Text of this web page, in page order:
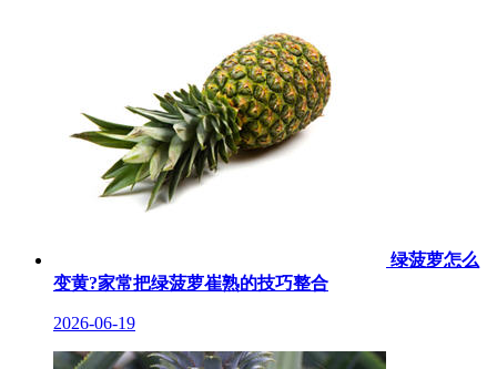
绿菠萝怎么
变黄?家常把绿菠萝崔熟的技巧整合
2026-06-19